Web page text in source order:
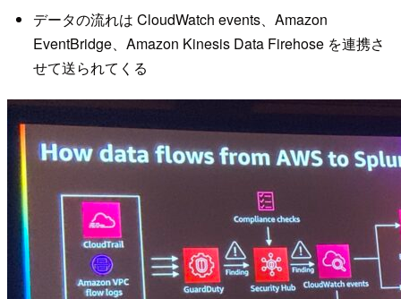
データの流れは CloudWatch events、Amazon
EventBridge、Amazon Kinesis Data Firehose を連携さ
せて送られてくる